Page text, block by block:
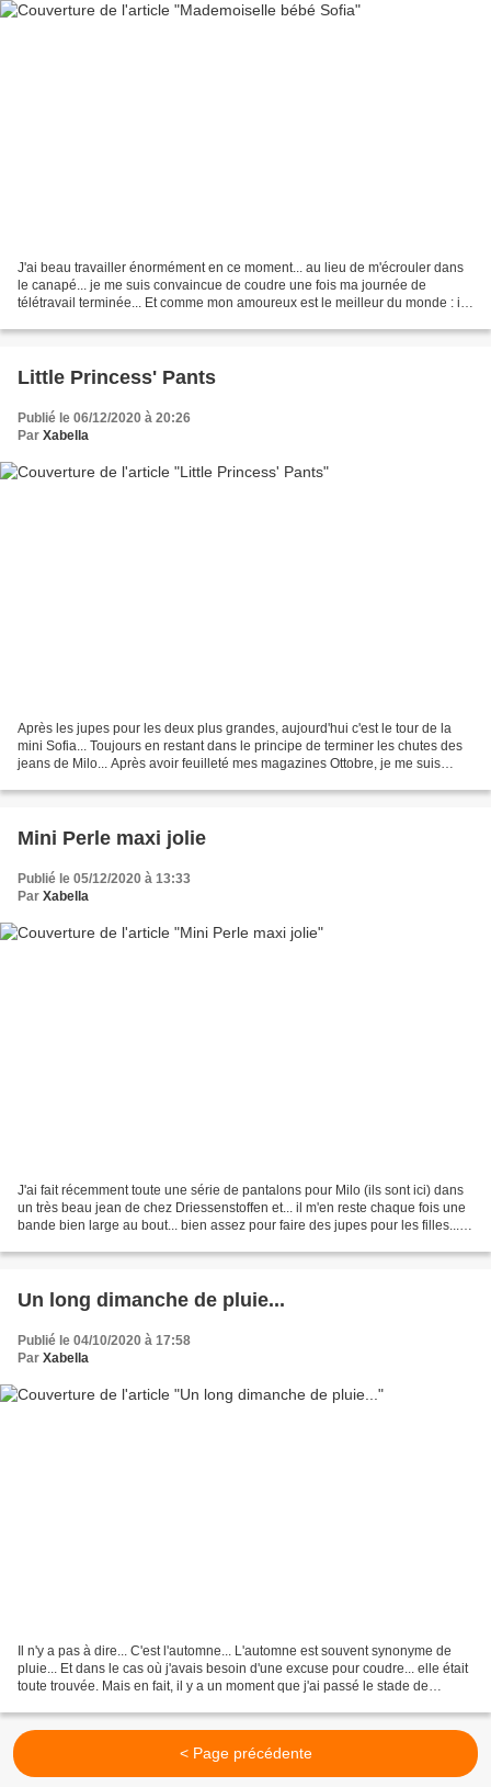
J'ai beau travailler énormément en ce moment... au lieu de m'écrouler dans
le canapé... je me suis convaincue de coudre une fois ma journée de
télétravail terminée... Et comme mon amoureux est le meilleur du monde : il
Little Princess' Pants
Publié le 06/12/2020 à 20:26
Par Xabella
Après les jupes pour les deux plus grandes, aujourd'hui c'est le tour de la
mini Sofia... Toujours en restant dans le principe de terminer les chutes des
jeans de Milo... Après avoir feuilleté mes magazines Ottobre, je me suis
Mini Perle maxi jolie
Publié le 05/12/2020 à 13:33
Par Xabella
J'ai fait récemment toute une série de pantalons pour Milo (ils sont ici) dans
un très beau jean de chez Driessenstoffen et... il m'en reste chaque fois une
bande bien large au bout... bien assez pour faire des jupes pour les filles...
Un long dimanche de pluie...
Publié le 04/10/2020 à 17:58
Par Xabella
Il n'y a pas à dire... C'est l'automne... L'automne est souvent synonyme de
pluie... Et dans le cas où j'avais besoin d'une excuse pour coudre... elle était
toute trouvée. Mais en fait, il y a un moment que j'ai passé le stade de
< Page précédente